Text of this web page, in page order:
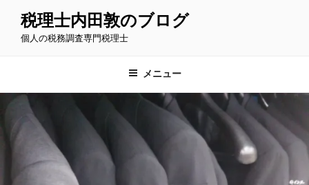
税理士内田敦のブログ
個人の税務調査専門税理士
メニュー